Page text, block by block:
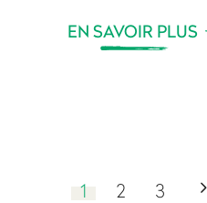
EN SAVOIR PLUS
1 2 3